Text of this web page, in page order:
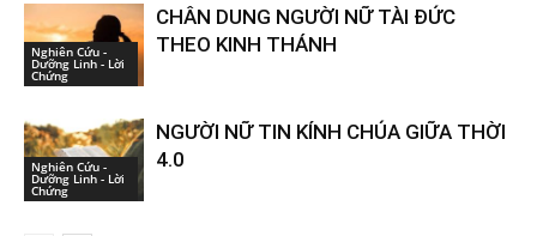
Nghiên Cứu -
Dưỡng Linh - Lời
Chứng
CHÂN DUNG NGƯỜI NỮ TÀI ĐỨC
THEO KINH THÁNH
Nghiên Cứu -
Dưỡng Linh - Lời
Chứng
NGƯỜI NỮ TIN KÍNH CHÚA GIỮA THỜI
4.0